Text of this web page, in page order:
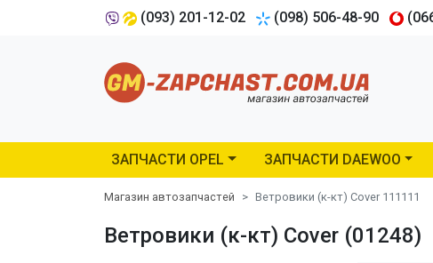
(093) 201-12-02 (098) 506-48-90
ЗАПЧАСТИ OPEL ЗАПЧАСТИ DAEWOO
Магазин автозапчастей Ветровики (к-кт) Cover 111111
Ветровики (к-кт) Cover (01248)